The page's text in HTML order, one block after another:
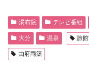
湯布院 テレビ番組
大分 温泉 旅館
由府両築